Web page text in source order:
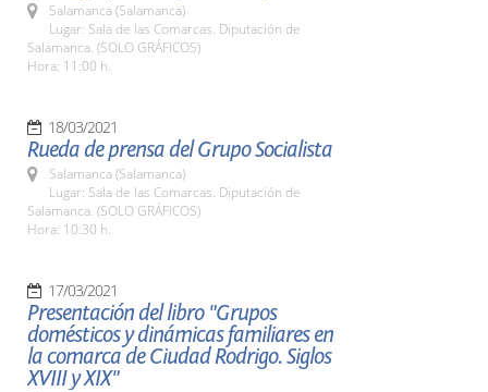
Salamanca (Salamanca)
Lugar: Sala de las Comarcas. Diputación de
Salamanca. (SOLO GRÁFICOS)
Hora: 11:00 h.
18/03/2021
Rueda de prensa del Grupo Socialista
Salamanca (Salamanca)
Lugar: Sala de las Comarcas. Diputación de
Salamanca. (SOLO GRÁFICOS)
Hora: 10:30 h.
17/03/2021
Presentación del libro "Grupos
domésticos y dinámicas familiares en
la comarca de Ciudad Rodrigo. Siglos
XVIII y XIX"